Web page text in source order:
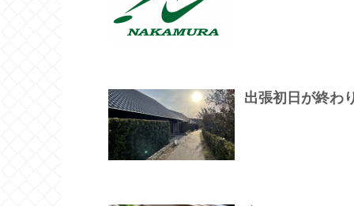
出張初日が終わ